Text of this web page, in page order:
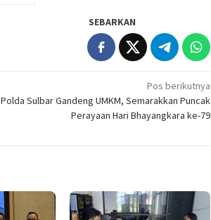
SEBARKAN
Pos berikutnya
Polda Sulbar Gandeng UMKM, Semarakkan Puncak
Perayaan Hari Bhayangkara ke-79